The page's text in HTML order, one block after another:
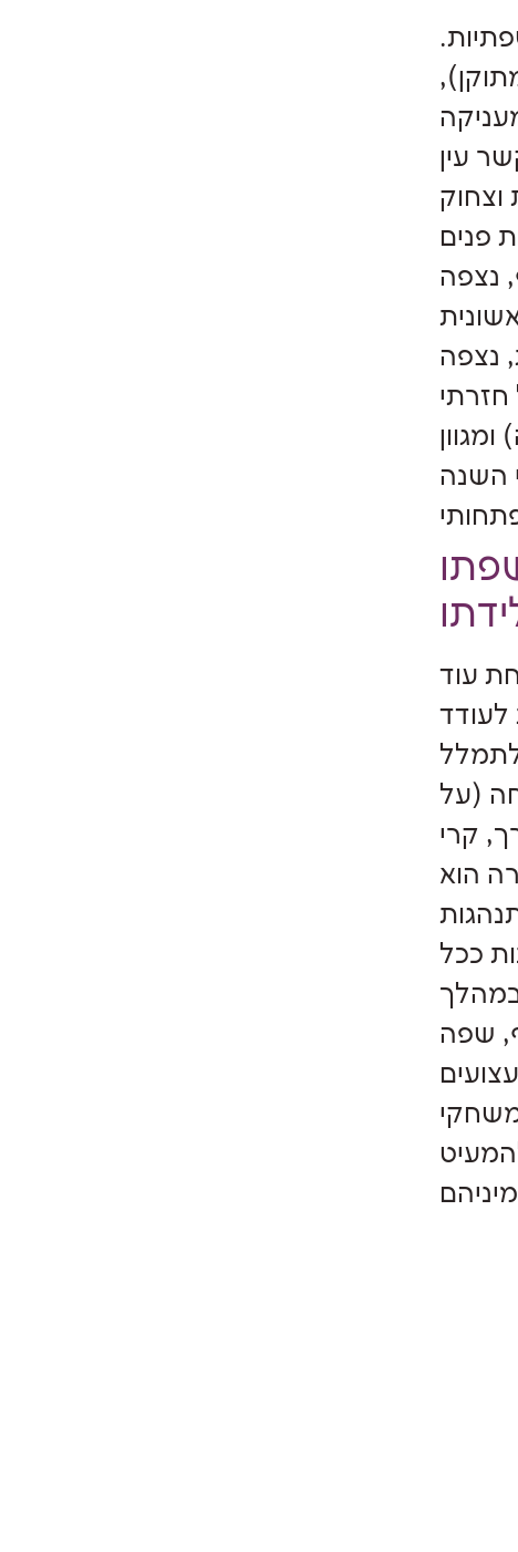
ועד 6 חודשים (מתוקן),
עין
וצחוק
פנים
נצפה
נצפה
חזרתי
ומגוון (הברה החוזרת על עצמה ba-ba). במקרים בהם התינוק הוא שקט או
השנה
עוד
(על
קרי
הוא
ככל
שפה